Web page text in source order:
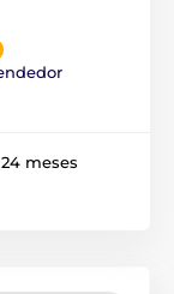
24 meses